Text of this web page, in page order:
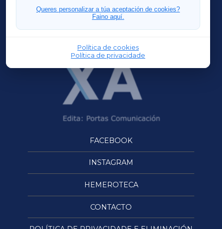
Queres personalizar a túa aceptación de cookies?
Faino aquí.
Política de cookies
Política de privacidade
FERROLXA
OURENSEXA
FACEBOOK
INSTAGRAM
HEMEROTECA
CONTACTO